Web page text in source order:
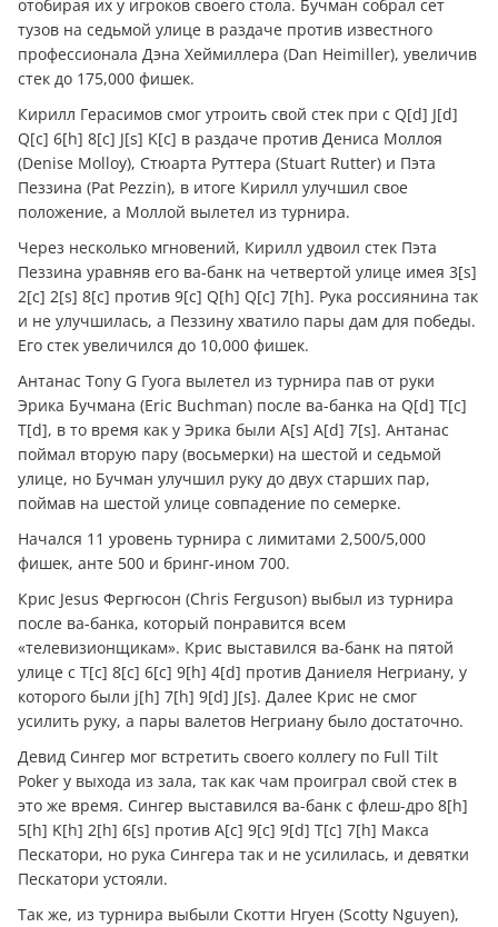
отобирая их у игроков своего стола. Бучман собрал сет
тузов на седьмой улице в раздаче против известного
профессионала Дэна Хеймиллера (Dan Heimiller), увеличив
стек до 175,000 фишек.
Кирилл Герасимов смог утроить свой стек при с Q[d] J[d]
Q[c] 6[h] 8[c] J[s] K[c] в раздаче против Дениса Моллоя
(Denise Molloy), Стюарта Руттера (Stuart Rutter) и Пэта
Пеззина (Pat Pezzin), в итоге Кирилл улучшил свое
положение, а Моллой вылетел из турнира.
Через несколько мгновений, Кирилл удвоил стек Пэта
Пеззина уравняв его ва-банк на четвертой улице имея 3[s]
2[c] 2[s] 8[c] против 9[c] Q[h] Q[c] 7[h]. Рука россиянина так
и не улучшилась, а Пеззину хватило пары дам для победы.
Его стек увеличился до 10,000 фишек.
Антанас Tony G Гуога вылетел из турнира пав от руки
Эрика Бучмана (Eric Buchman) после ва-банка на Q[d] T[c]
T[d], в то время как у Эрика были A[s] A[d] 7[s]. Антанас
поймал вторую пару (восьмерки) на шестой и седьмой
улице, но Бучман улучшил руку до двух старших пар,
поймав на шестой улице совпадение по семерке.
Начался 11 уровень турнира с лимитами 2,500/5,000
фишек, анте 500 и бринг-ином 700.
Крис Jesus Фергюсон (Chris Ferguson) выбыл из турнира
после ва-банка, который понравится всем
«телевизионщикам». Крис выставился ва-банк на пятой
улице с T[c] 8[c] 6[c] 9[h] 4[d] против Даниеля Негриану, у
которого были j[h] 7[h] 9[d] J[s]. Далее Крис не смог
усилить руку, а пары валетов Негриану было достаточно.
Девид Сингер мог встретить своего коллегу по Full Tilt
Poker у выхода из зала, так как чам проиграл свой стек в
это же время. Сингер выставился ва-банк с флеш-дро 8[h]
5[h] K[h] 2[h] 6[s] против A[c] 9[c] 9[d] T[c] 7[h] Макса
Пескатори, но рука Сингера так и не усилилась, и девятки
Пескатори устояли.
Так же, из турнира выбыли Скотти Нгуен (Scotty Nguyen),